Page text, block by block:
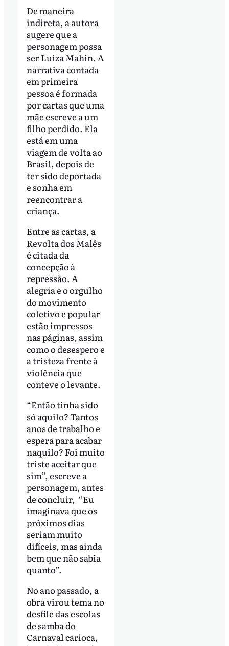
De maneira
indireta, a autora
sugere que a
personagem possa
ser Luíza Mahin. A
narrativa contada
em primeira
pessoa é formada
por cartas que uma
mãe escreve a um
filho perdido. Ela
está em uma
viagem de volta ao
Brasil, depois de
ter sido deportada
e sonha em
reencontrar a
criança.
Entre as cartas, a
Revolta dos Malês
é citada da
concepção à
repressão. A
alegria e o orgulho
do movimento
coletivo e popular
estão impressos
nas páginas, assim
como o desespero e
a tristeza frente à
violência que
conteve o levante.
“Então tinha sido
só aquilo? Tantos
anos de trabalho e
espera para acabar
naquilo? Foi muito
triste aceitar que
sim”, escreve a
personagem, antes
de concluir, “Eu
imaginava que os
próximos dias
seriam muito
difíceis, mas ainda
bem que não sabia
quanto”.
No ano passado, a
obra virou tema no
desfile das escolas
de samba do
Carnaval carioca,